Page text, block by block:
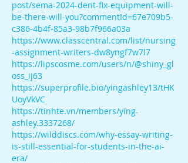
post/sema-2024-dent-fix-equipment-will-
be-there-will-you?commentId=67e709b5-
c386-4b4f-85a3-98b7f966a03a
https://www.classcentral.com/list/nursing
-assignment-writers-dw8yngf7w7l7
https://lipscosme.com/users/n/@shiny_gl
oss_ij63
https://superprofile.bio/yingashley13/tHK
UoyVkVC
https://tinhte.vn/members/ying-
ashley.3337268/
https://wilddiscs.com/why-essay-writing-
is-still-essential-for-students-in-the-ai-
era/